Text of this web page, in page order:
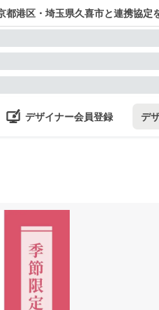
港区・埼玉県久喜市と連携協定
デザイナー会員登録 デ